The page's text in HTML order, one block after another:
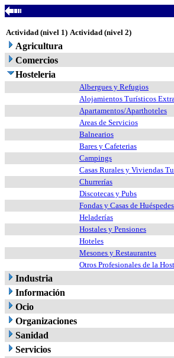
Actividad (nivel 1) Actividad (nivel 2)
Agricultura
Comercios
Hosteleria
Albergues y Refugios
Alojamientos Turísticos
Apartamentos/Aparthoteles
Areas de Servicios
Balnearios
Bares y Cafeterias
Campings
Casas Rurales y Viviendas
Churrerías
Discotecas y Pubs
Fondas y Casas de Huéspedes
Heladerías
Hostales y Pensiones
Hoteles
Mesones y Restaurantes
Otros Profesionales de la
Industria
Información
Ocio
Organizaciones
Sanidad
Servicios